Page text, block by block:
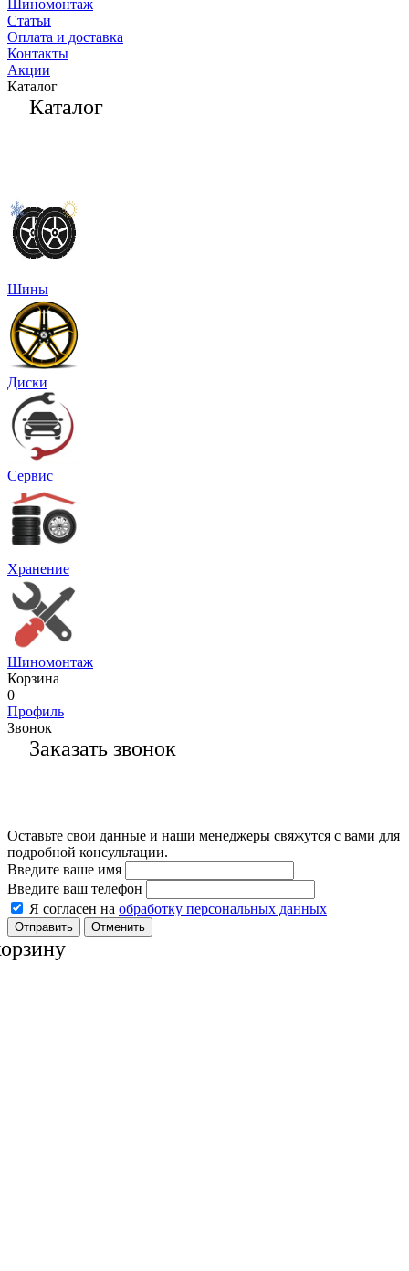
Шиномонтаж
Статьи
Оплата и доставка
Контакты
Акции
Каталог
Каталог
Шины
Диски
Сервис
Хранение
Шиномонтаж
Корзина
0
Профиль
Звонок
Заказать звонок
Оставьте свои данные и наши менеджеры свяжутся с вами для
подробной консультации.
Введите ваше имя
Введите ваш телефон
Я согласен на обработку персональных данных
Отменить